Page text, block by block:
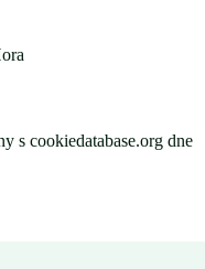
s cookiedatabase.org dne